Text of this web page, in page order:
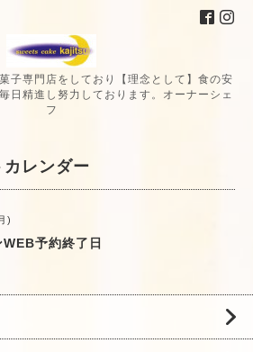
子専門店をしており【理念として】食の安
日精進し努力しております。オーナーシェ
フ
レンダー
)
予約終了日